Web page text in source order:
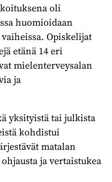
oli
huomioidaan
Opiskelijat
etänä 14 eri
mielenterveysalan
ja
yksityistä tai julkista
kohdistui
matalan
ja vertaistukea